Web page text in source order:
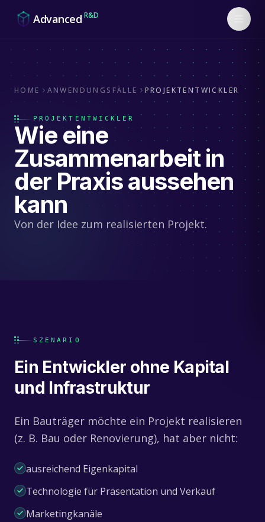
Advanced R&D
HOME ANWENDUNGSFÄLLE PROJEKTENTWICKLER
PROJEKTENTWICKLER
Wie eine
Zusammenarbeit in
der Praxis aussehen
kann
Von der Idee zum realisierten Projekt.
SZENARIO
Ein Entwickler ohne Kapital
und Infrastruktur
Ein Bauträger möchte ein Projekt realisieren
(z. B. Bau oder Renovierung), hat aber nicht:
ausreichend Eigenkapital
Technologie für Präsentation und Verkauf
Marketingkanäle